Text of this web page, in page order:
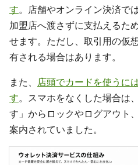
す。店舗やオンライン決済で
加盟店へ渡さずに支払えるた
せます。ただし、取引用の仮
有される場合はあります。
また、 店頭でカードを使うに
す。スマホをなくした場合は
す」からロックやログアウト
案内されていました。